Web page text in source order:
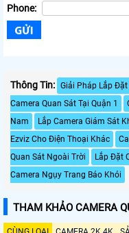
Phone:
Thông Tin: Giải Pháp Lắp
Camera Quan Sát Tại Quận 1
Nam
Lắp Camera Giám Sát
Ezviz Cho Điện Thoại Khác
Quan Sát Ngoài Trời
Lắp Đặt
Camera Ngụy Trang Báo Khói
THAM KHẢO CAMERA